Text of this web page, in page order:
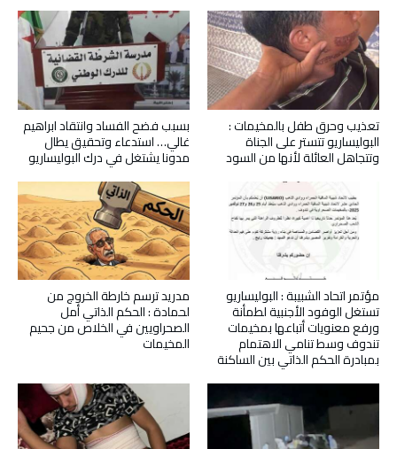
بسبب فضح الفساد وانتقاد ابراهيم
غالي… استدعاء وتحقيق يطال
مدونا يشتغل في درك البوليساريو
تعذيب وحرق طفل بالمخيمات :
البوليساريو تتستر على الجناة
وتتجاهل العائلة لأنها من السود
مدريد ترسم خارطة الخروج من
لحمادة : الحكم الذاتي أمل
الصحراويين في الخلاص من جحيم
المخيمات
مؤتمر اتحاد الشبيبة : البوليساريو
تستغل الوفود الأجنبية لطمأنة
ورفع معنويات أتباعها بمخيمات
تندوف وسط تنامي الاهتمام
بمبادرة الحكم الذاتي بين الساكنة